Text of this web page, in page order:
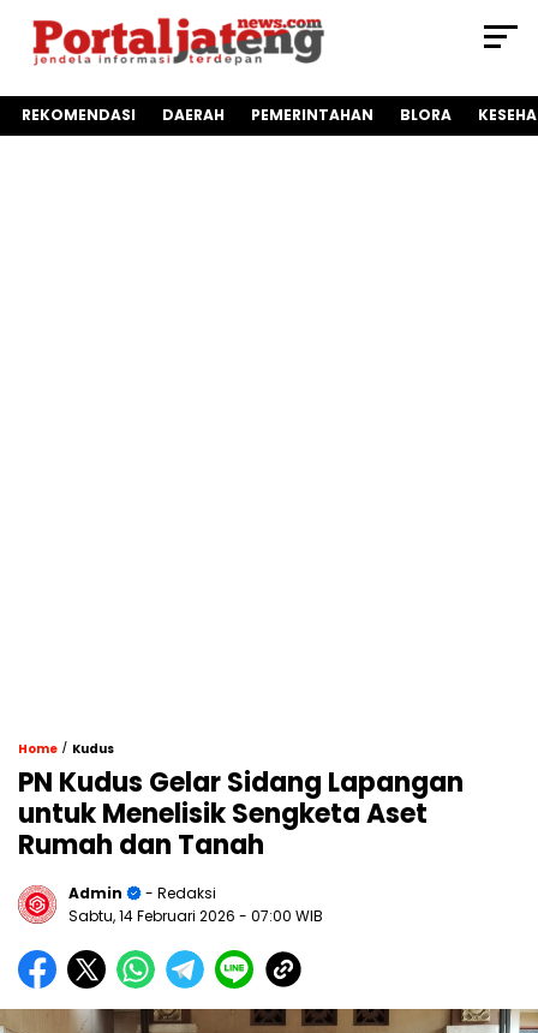
REKOMENDASI DAERAH PEMERINTAHAN BLORA
Home / Kudus
PN Kudus Gelar Sidang Lapangan
untuk Menelisik Sengketa Aset
Rumah dan Tanah
Admin
- Redaksi
Sabtu, 14 Februari 2026 - 07:00 WIB